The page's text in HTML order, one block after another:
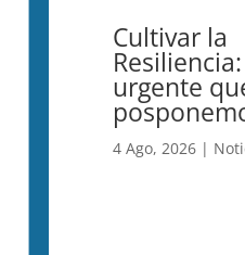
Cultivar la
urgente
4 Ago, 2026 |